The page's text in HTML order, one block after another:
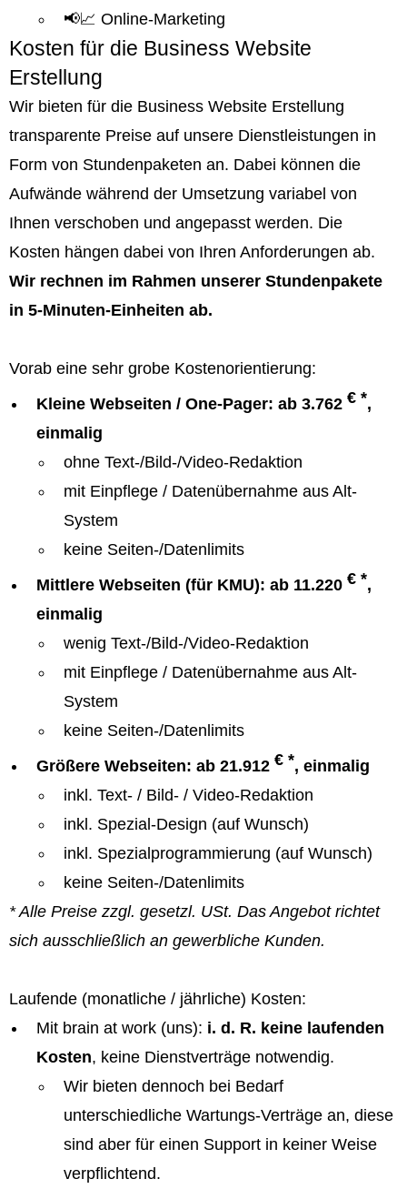
📢📈 Online-Marketing
Kosten für die Business Website
Erstellung
Wir bieten für die Business Website Erstellung
transparente Preise auf unsere Dienstleistungen in
Form von Stundenpaketen an. Dabei können die
Aufwände während der Umsetzung variabel von
Ihnen verschoben und angepasst werden. Die
Kosten hängen dabei von Ihren Anforderungen ab.
Wir rechnen im Rahmen unserer Stundenpakete
in 5-Minuten-Einheiten ab.
Vorab eine sehr grobe Kostenorientierung:
Kleine Webseiten / One-Pager: ab 3.762 € *,
einmalig
ohne Text-/Bild-/Video-Redaktion
mit Einpflege / Datenübernahme aus Alt-
System
keine Seiten-/Datenlimits
Mittlere Webseiten (für KMU): ab 11.220 € *,
einmalig
wenig Text-/Bild-/Video-Redaktion
mit Einpflege / Datenübernahme aus Alt-
System
keine Seiten-/Datenlimits
Größere Webseiten: ab 21.912 € *, einmalig
inkl. Text- / Bild- / Video-Redaktion
inkl. Spezial-Design (auf Wunsch)
inkl. Spezialprogrammierung (auf Wunsch)
keine Seiten-/Datenlimits
* Alle Preise zzgl. gesetzl. USt. Das Angebot richtet
sich ausschließlich an gewerbliche Kunden.
Laufende (monatliche / jährliche) Kosten:
Mit brain at work (uns): i. d. R. keine laufenden
Kosten, keine Dienstverträge notwendig.
Wir bieten dennoch bei Bedarf
unterschiedliche Wartungs-Verträge an, diese
sind aber für einen Support in keiner Weise
verpflichtend.